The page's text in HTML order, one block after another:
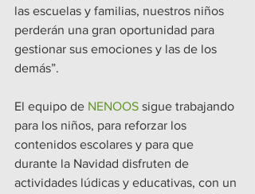
las escuelas y familias, nuestros niños
perderán una gran oportunidad para
gestionar sus emociones y las de los
demás”.
El equipo de NENOOS sigue trabajando
para los niños, para reforzar los
contenidos escolares y para que
durante la Navidad disfruten de
actividades lúdicas y educativas, con un